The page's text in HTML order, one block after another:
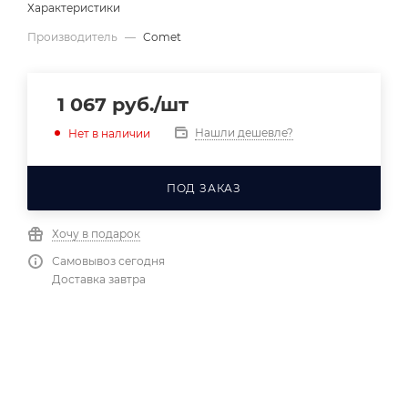
Характеристики
Производитель — Comet
1 067 руб./шт
Нет в наличии Нашли дешевле?
ПОД ЗАКАЗ
Хочу в подарок
Самовывоз сегодня
Доставка завтра